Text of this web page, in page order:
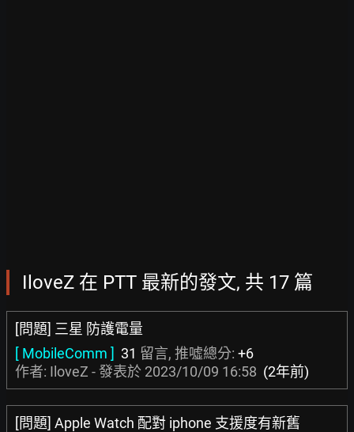
IloveZ 在 PTT 最新的發文, 共 17 篇
[問題] 三星 防護電量
[ MobileComm ] 31 留言, 推噓總分: +6
作者: IloveZ - 發表於 2023/10/09 16:58 (2年前)
[問題] Apple Watch 配對 iphone 支援度有新舊